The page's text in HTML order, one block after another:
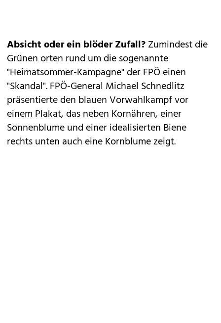
Absicht oder ein blöder Zufall?Zumindest die
Grünen orten rund um die sogenannte
"Heimatsommer-Kampagne" der FPÖ einen
"Skandal". FPÖ-General Michael Schnedlitz
präsentierte den blauen Vorwahlkampf vor
einem Plakat, das neben Kornähren, einer
Sonnenblume und einer idealisierten Biene
rechts unten auch eine Kornblume zeigt.